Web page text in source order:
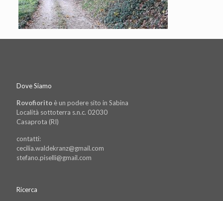
Dove Siamo
Rovofiorito è un podere sito in Sabina
Località sottoterra s.n.c. 02030
Casaprota (RI)
contatti:
cecilia.waldekranz@gmail.com
stefano.piselli@gmail.com
Ricerca